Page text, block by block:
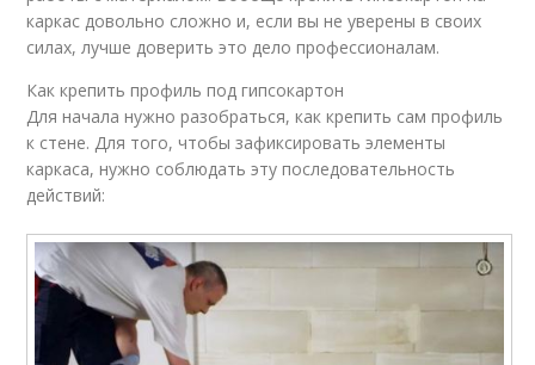
каркас довольно сложно и, если вы не уверены в своих
силах, лучше доверить это дело профессионалам.
Как крепить профиль под гипсокартон
Для начала нужно разобраться, как крепить сам профиль
к стене. Для того, чтобы зафиксировать элементы
каркаса, нужно соблюдать эту последовательность
действий: